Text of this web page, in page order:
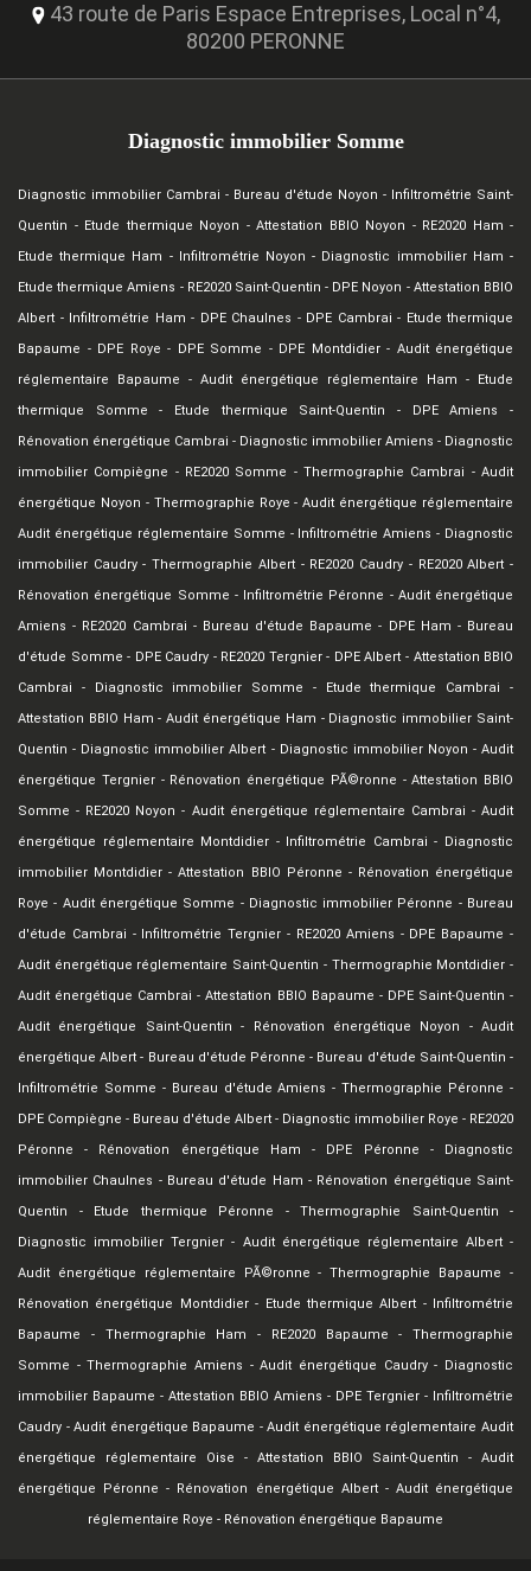
43 route de Paris Espace Entreprises, Local n°4,
80200 PERONNE
Diagnostic immobilier Somme
Diagnostic immobilier Cambrai - Bureau d'étude Noyon -
Infiltrométrie Saint-
Quentin - Etude thermique Noyon - Attestation BBIO Noyon - RE2020 Ham -
Etude thermique Ham - Infiltrométrie Noyon - Diagnostic immobilier Ham -
Etude thermique Amiens - RE2020 Saint-Quentin - DPE Noyon - Attestation BBIO
Albert - Infiltrométrie Ham - DPE Chaulnes - DPE Cambrai - Etude thermique
Bapaume - DPE Roye - DPE Somme - DPE Montdidier- Audit énergétique
réglementaire Bapaume - Audit énergétique réglementaire Ham -
Etude
thermique Somme - Etude thermique Saint-Quentin - DPE Amiens
-
Rénovation énergétique Cambrai - Diagnostic immobilier Amiens - Diagnostic
immobilier Compiègne - RE2020 Somme -Thermographie Cambrai -Audit
énergétique Noyon - Thermographie Roye -Audit énergétique réglementaire
Audit énergétique réglementaire Somme - Infiltrométrie Amiens - Diagnostic
immobilier Caudry-Thermographie Albert- RE2020 Caudry - RE2020 Albert -
Rénovation énergétique Somme - Infiltrométrie Péronne - Audit énergétique
Amiens - RE2020 Cambrai - Bureau d'étude Bapaume - DPE Ham - Bureau
d'étude Somme - DPE Caudry - RE2020 Tergnier- DPE Albert - Attestation BBIO
Cambrai - Diagnostic immobilier Somme - Etude thermique Cambrai -
Attestation BBIO Ham -Audit énergétique Ham - Diagnostic immobilier Saint-
Quentin - Diagnostic immobilier Albert - Diagnostic immobilier Noyon -Audit
énergétique Tergnier- Rénovation énergétique PÃ©ronne -Attestation BBIO
Somme - RE2020 Noyon - Audit énergétique réglementaire Cambrai -Audit
énergétique réglementaire Montdidier - Infiltrométrie Cambrai -
Diagnostic
immobilier Montdidier -Attestation BBIO Péronne - Rénovation énergétique
Roye - Audit énergétique Somme - Diagnostic immobilier Péronne - Bureau
d'étude Cambrai - Infiltrométrie Tergnier - RE2020 Amiens - DPE Bapaume -
Audit énergétique réglementaire Saint-Quentin - Thermographie Montdidier -
Audit énergétique Cambrai -Attestation BBIO Bapaume - DPE Saint-Quentin -
Audit énergétique Saint-Quentin - Rénovation énergétique Noyon - Audit
énergétique Albert - Bureau d'étude Péronne - Bureau d'étude Saint-Quentin -
Infiltrométrie Somme - Bureau d'étude Amiens -Thermographie Péronne -
DPE Compiègne - Bureau d'étude Albert - Diagnostic immobilier Roye - RE2020
Péronne - Rénovation énergétique Ham - DPE Péronne -
Diagnostic
immobilier Chaulnes - Bureau d'étude Ham - Rénovation énergétique Saint-
Quentin - Etude thermique Péronne - Thermographie Saint-Quentin -
Diagnostic immobilier Tergnier - Audit énergétique réglementaire Albert-
Audit énergétique réglementaire PÃ©ronne -Thermographie Bapaume -
Rénovation énergétique Montdidier- Etude thermique Albert -
Infiltrométrie
Bapaume - Thermographie Ham - RE2020 Bapaume - Thermographie
Somme -Thermographie Amiens -Audit énergétique Caudry-
Diagnostic
immobilier Bapaume - Attestation BBIO Amiens - DPE Tergnier -
Infiltrométrie
Caudry -Audit énergétique Bapaume -Audit énergétique réglementaire Audit
énergétique réglementaire Oise - Attestation BBIO Saint-Quentin - Audit
énergétique Péronne - Rénovation énergétique Albert- Audit énergétique
réglementaire Roye - Rénovation énergétique Bapaume